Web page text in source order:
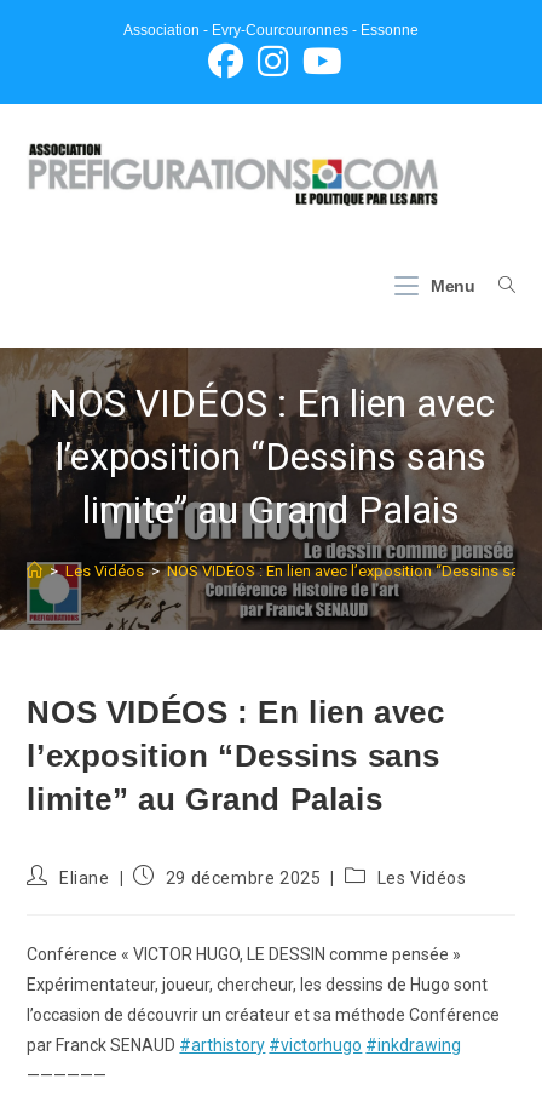
Association - Evry-Courcouronnes - Essonne
Menu
NOS VIDÉOS : En lien avec
l’exposition “Dessins sans
limite” au Grand Palais
> Les Vidéos > NOS VIDÉOS : En lien avec l’exposition “Dessins
NOS VIDÉOS : En lien avec
l’exposition “Dessins sans
limite” au Grand Palais
Auteur/autrice
publication :
Eliane
Publication
29 décembre 2025
Post Les Vidéos
Conférence « VICTOR HUGO, LE DESSIN comme pensée »
Expérimentateur, joueur, chercheur, les dessins de Hugo sont
l’occasion de découvrir un créateur et sa méthode Conférence
par Franck SENAUD #arthistory #victorhugo #inkdrawing
——————